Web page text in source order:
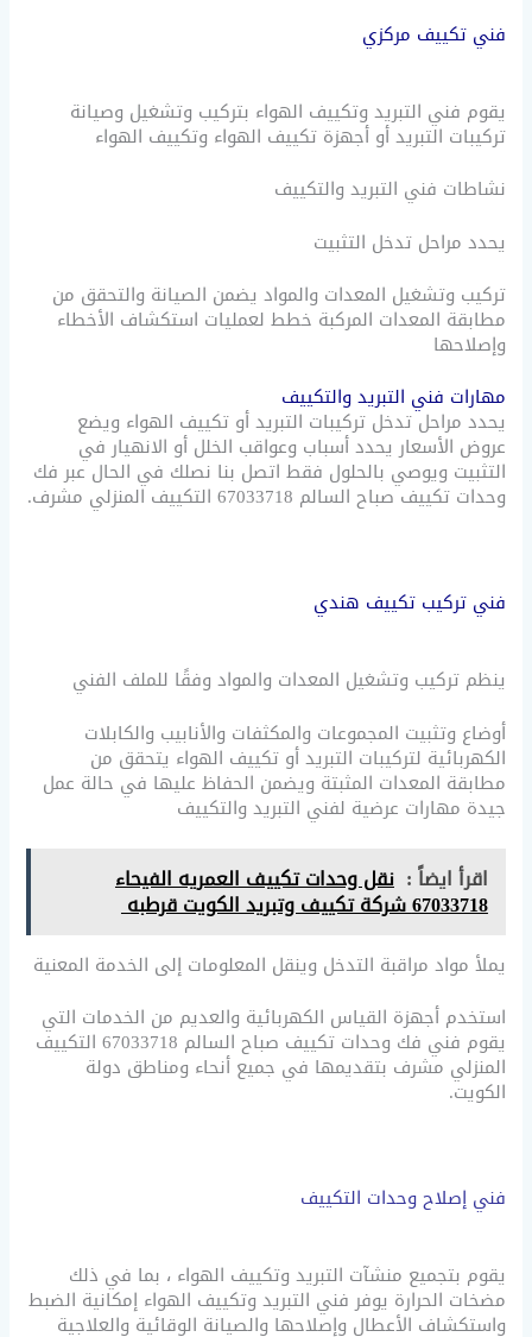
فني تكييف مركزي
يقوم فني التبريد وتكييف الهواء بتركيب وتشغيل وصيانة
تركيبات التبريد أو أجهزة تكييف الهواء وتكييف الهواء
نشاطات فني التبريد والتكييف
يحدد مراحل تدخل التثبيت
تركيب وتشغيل المعدات والمواد يضمن الصيانة والتحقق من
مطابقة المعدات المركبة خطط لعمليات استكشاف الأخطاء
وإصلاحها
مهارات فني التبريد والتكييف
يحدد مراحل تدخل تركيبات التبريد أو تكييف الهواء ويضع
عروض الأسعار يحدد أسباب وعواقب الخلل أو الانهيار في
التثبيت ويوصي بالحلول فقط اتصل بنا نصلك في الحال عبر فك
وحدات تكييف صباح السالم 67033718 التكييف المنزلي مشرف.
فني تركيب تكييف هندي
ينظم تركيب وتشغيل المعدات والمواد وفقًا للملف الفني
أوضاع وتثبيت المجموعات والمكثفات والأنابيب والكابلات
الكهربائية لتركيبات التبريد أو تكييف الهواء يتحقق من
مطابقة المعدات المثبتة ويضمن الحفاظ عليها في حالة عمل
جيدة مهارات عرضية لفني التبريد والتكييف
اقرأ ايضاً : نقل وحدات تكييف العمريه الفيحاء
67033718 شركة تكييف وتبريد الكويت قرطبه
يملأ مواد مراقبة التدخل وينقل المعلومات إلى الخدمة المعنية
استخدم أجهزة القياس الكهربائية والعديم من الخدمات التي
يقوم فني فك وحدات تكييف صباح السالم 67033718 التكييف
المنزلي مشرف بتقديمها في جميع أنحاء ومناطق دولة
الكويت.
فني إصلاح وحدات التكييف
يقوم بتجميع منشآت التبريد وتكييف الهواء ، بما في ذلك
مضخات الحرارة يوفر فني التبريد وتكييف الهواء إمكانية الضبط
واستكشاف الأعطال وإصلاحها والصيانة الوقائية والعلاجية